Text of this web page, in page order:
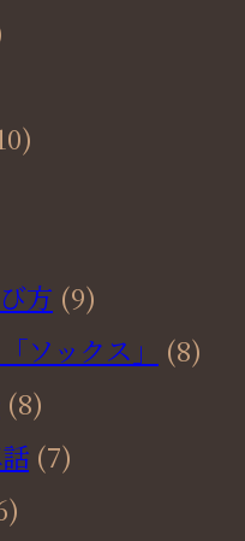
方 (9)
ソックス」
(8)
(8)
(7)